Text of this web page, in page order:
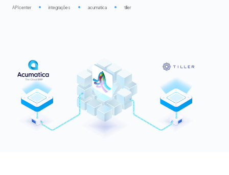
APIcenter integrações acumatica tiller